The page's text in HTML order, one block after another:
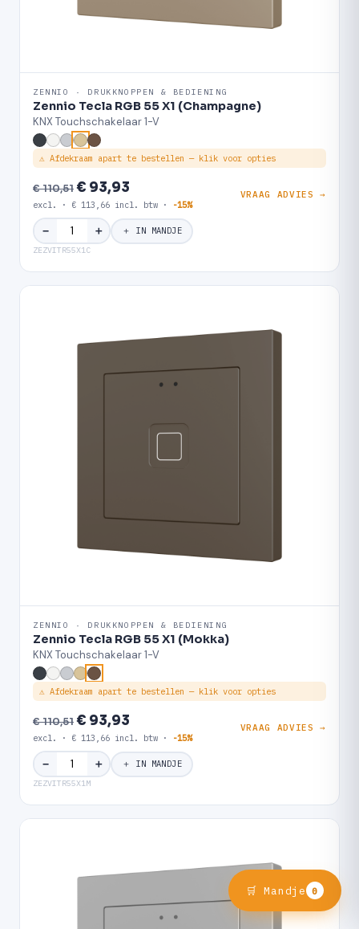
ZENNIO · DRUKKNOPPEN & BEDIENING
Zennio Tecla RGB 55 X1 (Champagne)
KNX Touchschakelaar 1-V
⚠ Afdekraam apart te bestellen — klik voor opties
€ 110,51€ 93,93
excl. · € 113,66 incl. btw · -15%
VRAAG ADVIES →
− ＋ ＋ IN MANDJE
ZEZVITR55X1C
ZENNIO · DRUKKNOPPEN & BEDIENING
Zennio Tecla RGB 55 X1 (Mokka)
KNX Touchschakelaar 1-V
⚠ Afdekraam apart te bestellen — klik voor opties
€ 110,51€ 93,93
excl. · € 113,66 incl. btw · -15%
VRAAG ADVIES →
− ＋ ＋ IN MANDJE
ZEZVITR55X1M
🛒 Mandje 0